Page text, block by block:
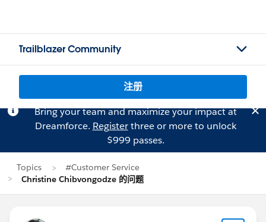
Trailblazer Community
注册
Bring your team and maximize your impact at
Dreamforce. Registerthree or more to unlock
$999 passes.
Topics
#Customer Service
Christine Chibvongodze 的问题